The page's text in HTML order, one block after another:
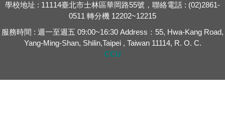
學校地址 : 11114臺北市士林區華岡路55號，聯絡電話 : (02)2861-
0511 轉分機 12202~12215
服務時間 : 週一至週五 09:00~16:30 Address：55, Hwa-Kang Road,
Yang-Ming-Shan, Shilin,Taipei , Taiwan 11114, R. O. C.
CCU